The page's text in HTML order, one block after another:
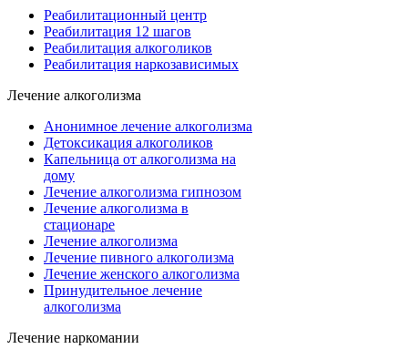
Реабилитационный центр
Реабилитация 12 шагов
Реабилитация алкоголиков
Реабилитация наркозависимых
Лечение алкоголизма
Анонимное лечение алкоголизма
Детоксикация алкоголиков
Капельница от алкоголизма на
дому
Лечение алкоголизма гипнозом
Лечение алкоголизма в
стационаре
Лечение алкоголизма
Лечение пивного алкоголизма
Лечение женского алкоголизма
Принудительное лечение
алкоголизма
Лечение наркомании